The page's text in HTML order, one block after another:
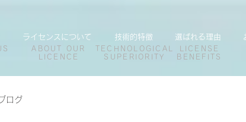
ライセンスについて 技術的特徴 選ばれる理由
ABOUT OUR
LICENCE
TECHNOLOGICAL
SUPERIORITY
LICENSE
BENEFITS
ログ